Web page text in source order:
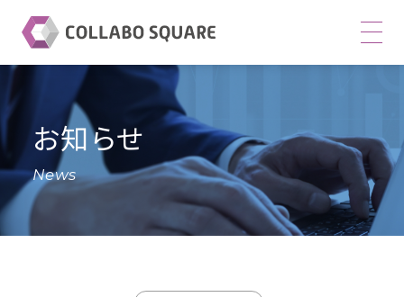
お知らせ
News
株
式
コ
ラ
ボ
ス